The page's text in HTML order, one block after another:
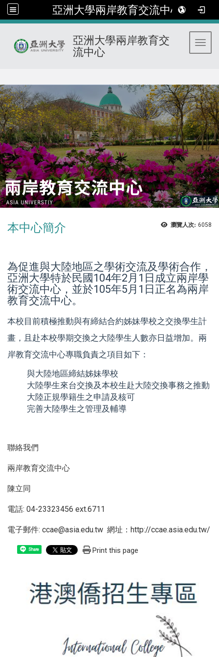
亞洲大學兩岸教育交流中心
亞洲大學兩岸教育交
流中心
瀏覽人次: 6058
本中心簡介
為促進與大陸地區之學術交流及學術合作，
亞洲大學特於民國104年2月1日成立兩岸學
術交流中心，並於105年5月1日正名為兩岸
教育交流中心。
本校目前積極推動與有締結合約姊妹學校之交換學生計
畫，且赴本校學期交換之大陸學生人數亦日益增加。兩
岸教育交流中心專職負責之項目如下：
與大陸地區締結姊妹學校
大陸學生來台交換及本校生赴大陸交換事務之推動
大陸正規學籍生之申請及核可
完善大陸學生之管理及輔導
聯絡我們
兩岸教育交流中心
陳立同
電話: 04-23323456 ext.6711
電子郵件: ccae@asia.edu.tw 網址： http://ccae.asia.edu.tw/
Share Print this page